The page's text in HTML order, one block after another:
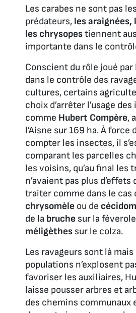
Les carabes ne sont pas
prédateurs, les araignées,
les chrysopestiennent
importante dans le
Conscient du rôle joué
dans le contrôle des
cultures, certains
choix d’arrêter l’usage
comme Hubert Compère,
l’Aisne sur 169 ha. À force
compter les insectes, il
comparant les parcelles
les voisins, qu’au final les
n’avaient pas plus d’effets
traiter comme dans le cas
chrysomèle ou de
de la bruche sur la
méligèthes sur le colza.
Les ravageurs sont là mais
populations n’explosent
favoriser les auxiliaires,
laisse pousser arbres et
des chemins communaux